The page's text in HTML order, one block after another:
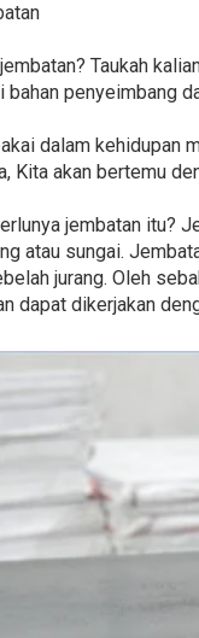
Taukah
penyeimbang
dalam kehidupan
Kita akan bertemu
jembatan itu?
atau sungai.
jurang. Oleh
dapat dikerjakan